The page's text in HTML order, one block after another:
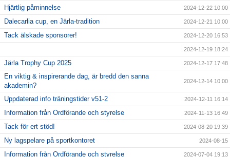
Hjärtlig påminnelse 2024-12-22 10:00
Dalecarlia cup, en Järla-tradition 2024-12-21 10:00
Tack älskade sponsorer! 2024-12-20 16:53
2024-12-19 18:24
Järla Trophy Cup 2025 2024-12-17 17:48
En viktig & inspirerande dag, är bredd den sanna
akademin?
2024-12-14 10:00
Uppdaterad info träningstider v51-2 2024-12-11 16:14
Information från Ordförande och styrelse 2024-11-13 16:49
Tack för ert stöd! 2024-08-20 19:39
Ny lagspelare på sportkontoret 2024-08-15
Information från Ordförande och styrelse 2024-07-04 19:13